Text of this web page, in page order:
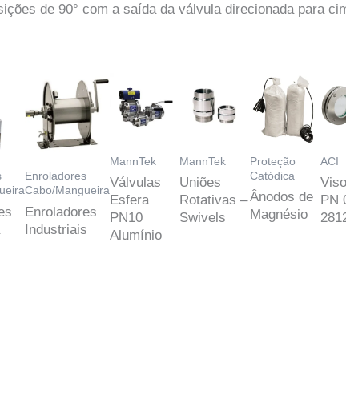
de 90° com a saída da válvula direcionada para
Enroladores
Cabo/Mangueira
Enroladores
Industriais
MannTek
Válvulas
Esfera
PN10
Alumínio
MannTek
Uniões
Rotativas –
Swivels
Proteção
Catódica
Ânodos de
Magnésio
ACI
PN